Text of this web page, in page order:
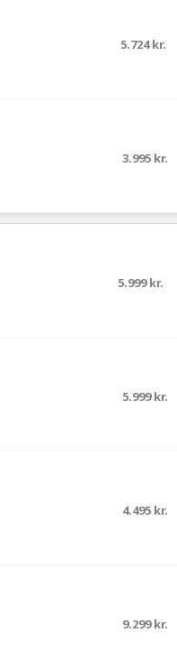
5.724 kr.
3.995 kr.
5.999 kr.
5.999 kr.
4.495 kr.
9.299 kr.